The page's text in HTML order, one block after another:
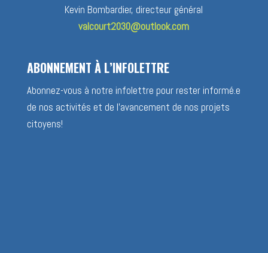
Kevin Bombardier, directeur général
valcourt2030@outlook.com
ABONNEMENT À L’INFOLETTRE
Abonnez-vous à notre infolettre pour rester informé.e
de nos activités et de l’avancement de nos projets
citoyens!